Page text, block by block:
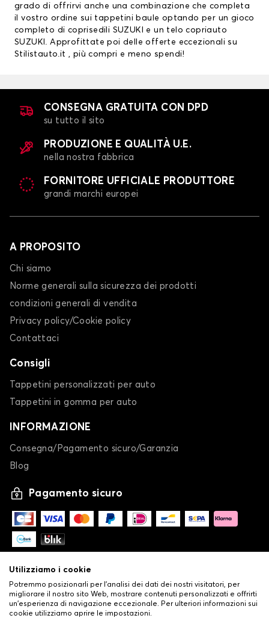
grado di offrirvi anche una combinazione che completa
il vostro ordine sui tappetini baule optando per un gioco
completo di coprisedili SUZUKI
e un telo copriauto
SUZUKI. Approfittate poi delle offerte eccezionali su
Stilistauto.it , più compri e meno spendi!
CONSEGNA GRATUITA CON DPD
su tutto il sito
PRODUZIONE E QUALITÀ U.E.
nella nostra fabbrica
FORNITORE UFFICIALE PRODUTTORE
grandi marchi europei
A PROPOSITO
Chi siamo
Norme generali sulla sicurezza dei prodotti
condizioni generali di vendita
Privacy policy/Cookie policy
Contattaci
Consigli
Tappetini personalizzati per auto
Tappetini in gomma per auto
INFORMAZIONE
Consegna/Pagamento sicuro/Garanzia
Blog
Pagamento sicuro
Utilizziamo i cookie
Potremmo posizionarli per l'analisi dei dati dei nostri visitatori, per
migliorare il nostro sito Web, mostrare contenuti personalizzati e offrirti
un'esperienza di navigazione eccezionale. Per ulteriori informazioni sui
cookie utilizziamo aprire le impostazioni.